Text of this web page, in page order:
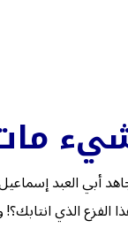
أبي العبد
الذي انتابك؟!